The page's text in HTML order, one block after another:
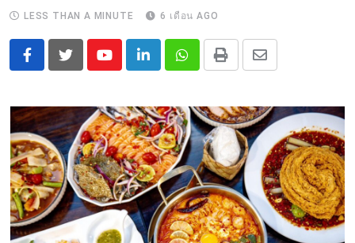
LESS THAN A MINUTE
6 เดือน AGO
YoutubeLinkedInWhatsapp
Print
Share
Email